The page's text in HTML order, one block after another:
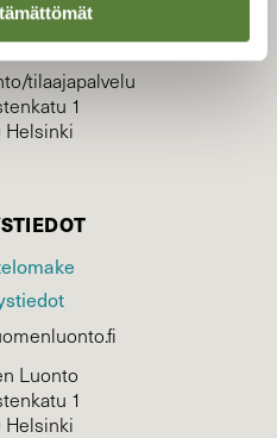
(arkisin klo 9-15)
tilaajapalvelu
1
Helsinki
Luonto
1
Helsinki